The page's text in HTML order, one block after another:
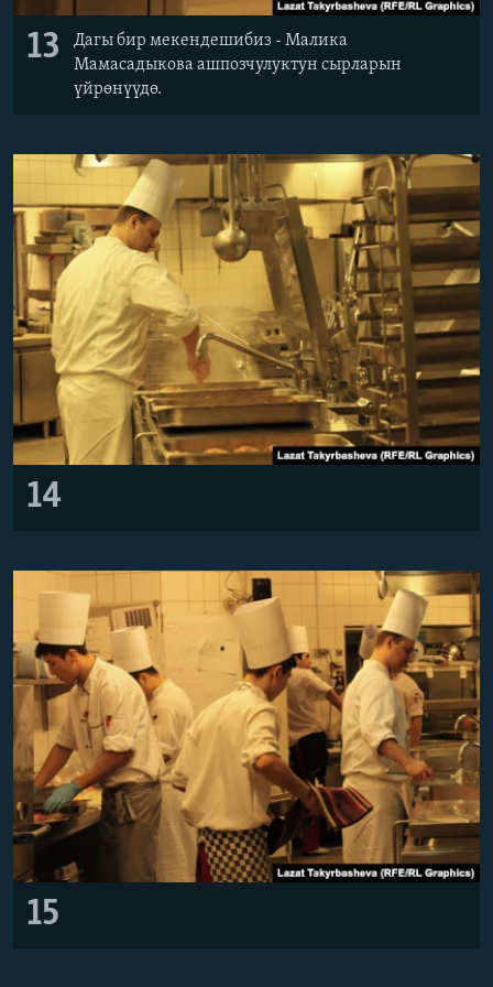
13
Дагы бир мекендешибиз - Малика
Мамасадыкова ашпозчулуктун сырларын
үйрөнүүдө.
14
15